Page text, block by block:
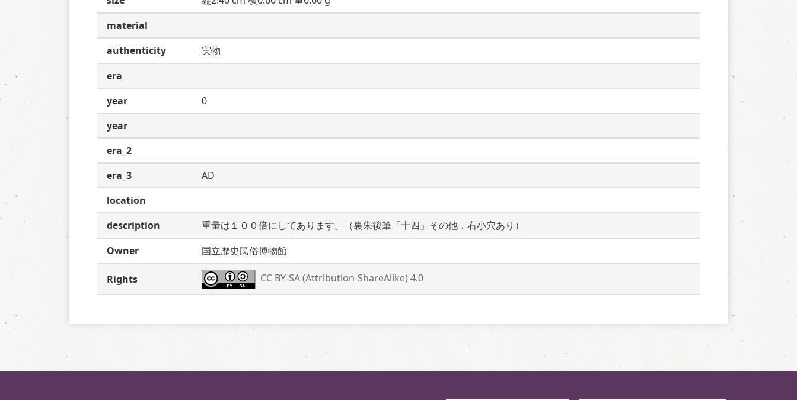
material
authenticity
実物
era
year
0
year
era_2
era_3
AD
location
description
重量は１００倍にしてあります。（裏朱後筆「十四」その他．右小穴あり）
Owner
国立歴史民俗博物館
Rights CC BY-SA (Attribution-ShareAlike) 4.0